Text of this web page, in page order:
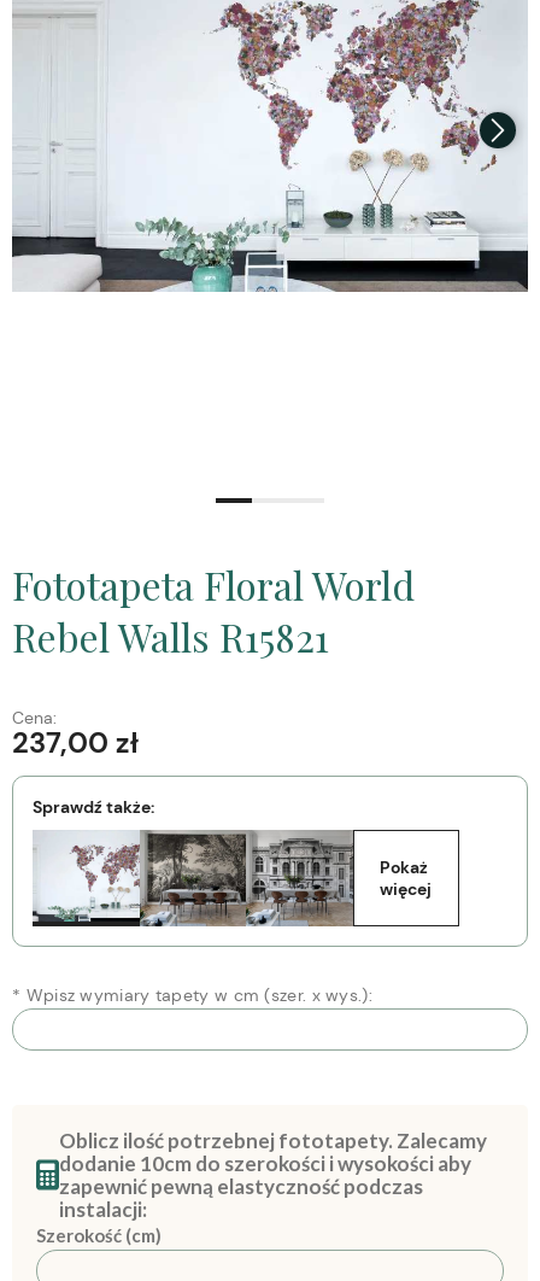
Fototapeta Floral World
Rebel Walls R15821
Cena:
237,00 zł
Sprawdź także:
Pokaż
więcej
* Wpisz wymiary tapety w cm (szer. x wys.):
Oblicz ilość potrzebnej fototapety. Zalecamy
dodanie 10cm do szerokości i wysokości aby
zapewnić pewną elastyczność podczas
instalacji:
Szerokość (cm)